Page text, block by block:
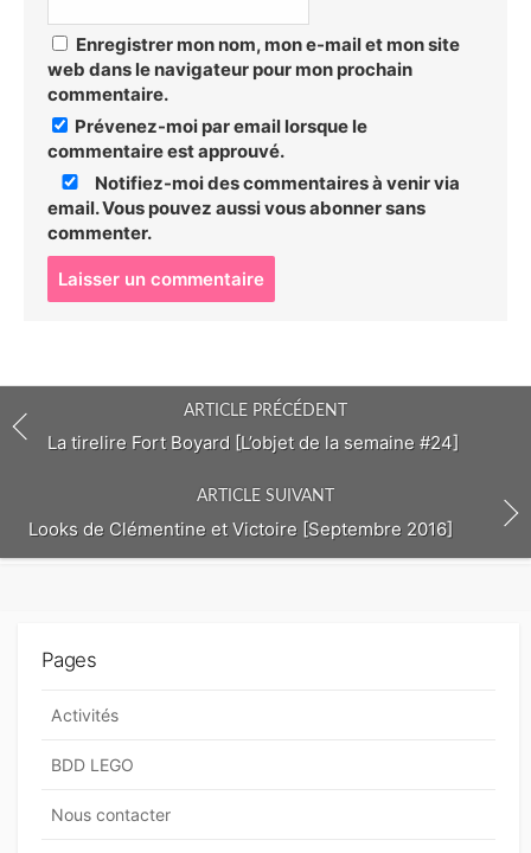
Enregistrer mon nom, mon e-mail et mon site
web dans le navigateur pour mon prochain
commentaire.
Prévenez-moi par email lorsque le
commentaire est approuvé.
Notifiez-moi des commentaires à venir via
email. Vous pouvez aussivous abonnersans
commenter.
o
m
m
n
ARTICLE PRÉCÉDENT
La tirelire Fort Boyard [L’objet de la semaine #24]
ARTICLE SUIVANT
Looks de Clémentine et Victoire [Septembre 2016]
Pages
Activités
BDD LEGO
Nous contacter